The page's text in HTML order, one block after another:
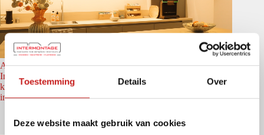
Toestemming Details Over
Deze website maakt gebruik van cookies
A. Vogel ’t Harde
Intermontage realiseerde voor A.Vogel een moderne
kantoorindeling met systeemwanden die openheid en privacy
in balans brengen.